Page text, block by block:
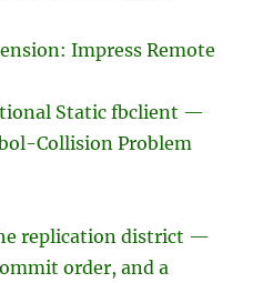
Impress Remote
Static fbclient —
Collision Problem
replication district —
order, and a